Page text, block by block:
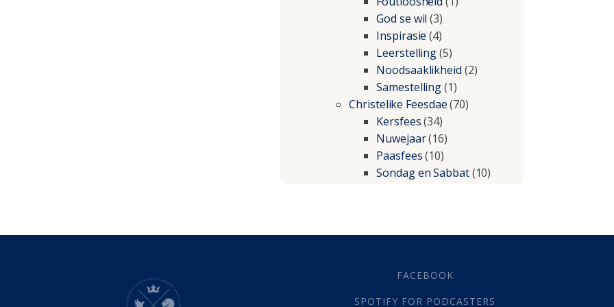
God se wil (3)
Inspirasie (4)
Leerstelling(5)
Noodsaaklikheid (2)
Samestelling(1)
Christelike Feesdae(70)
Kersfees(34)
Nuwejaar(16)
Paasfees(10)
Sondag en Sabbat(10)
Geestelike Groei
FACEBOOK
SPOTIFY FOR PODCASTERS